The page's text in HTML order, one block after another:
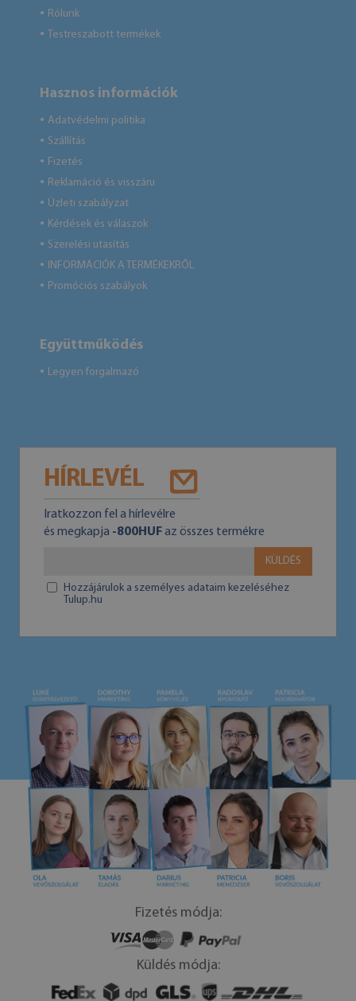
● Rólunk
● Testreszabott termékek
Hasznos információk
● Adatvédelmi politika
● Szállítás
● Fizetés
● Reklamáció és visszáru
● Üzleti szabályzat
● Kérdések és válaszok
● Szerelési utasítás
● INFORMÁCIÓK A TERMÉKEKRŐL
● Promóciós szabályok
Együttműködés
● Legyen forgalmazó
HÍRLEVÉL
Iratkozzon fel a hírlevélre
és megkapja -800HUFaz összes termékre
KÜLDÉS
Hozzájárulok a személyes adataim kezeléséhez
Tulup.hu
Fizetés módja:
Küldés módja: